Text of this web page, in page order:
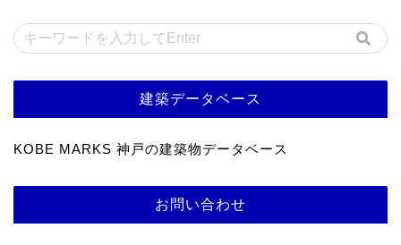
建築データベース
KOBE MARKS 神戸の建築物データベース
お問い合わせ